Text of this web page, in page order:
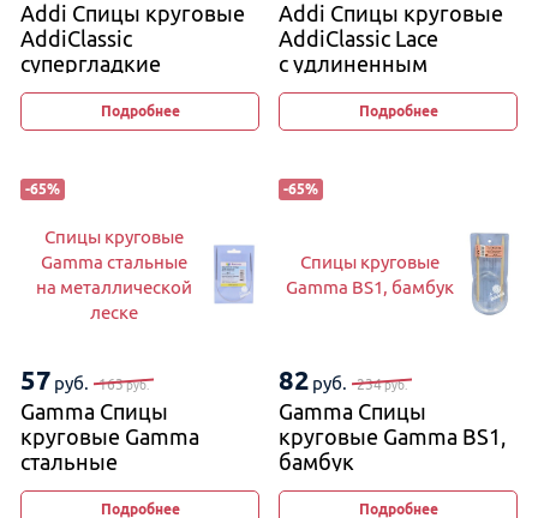
Addi Спицы круговые
AddiClassic
супергладкие
Подробнее
Addi Спицы круговые
AddiClassic Lace
с удлиненным
кончиком
Подробнее
-65%
Спицы круговые
Gamma стальные
на металлической
леске
57 руб. 163руб.
Gamma Спицы
круговые Gamma
стальные
на металлической
Подробнее
-65%
Спицы круговые
Gamma BS1, бамбук
82 руб. 234руб.
Gamma Спицы
круговые Gamma BS1,
бамбук
Подробнее